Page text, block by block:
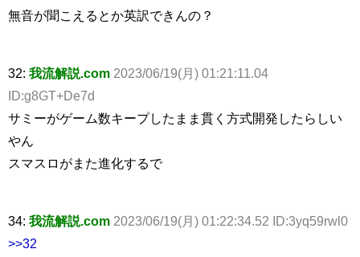
無音が聞こえるとか英訳できんの？
32: 我流解説.com 2023/06/19(月) 01:21:11.04
ID:g8GT+De7d
サミーがゲーム数キープしたまま貫く方式開発したらしい
やん
スマスロがまた進化するで
34: 我流解説.com 2023/06/19(月) 01:22:34.52 ID:3yq59rwl0
>>32